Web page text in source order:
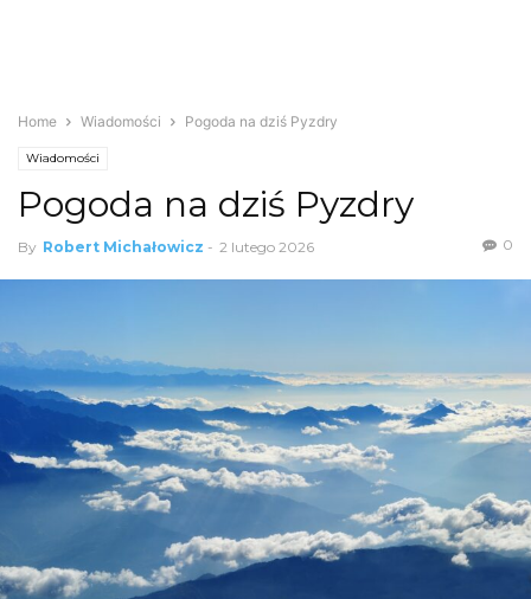
Home Wiadomości Pogoda na dziś Pyzdry
Wiadomości
Pogoda na dziś Pyzdry
By Robert Michałowicz - 2 lutego 2026 0